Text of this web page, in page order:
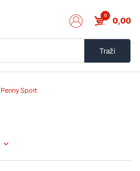
Traži
0 0,00
Penny Sport